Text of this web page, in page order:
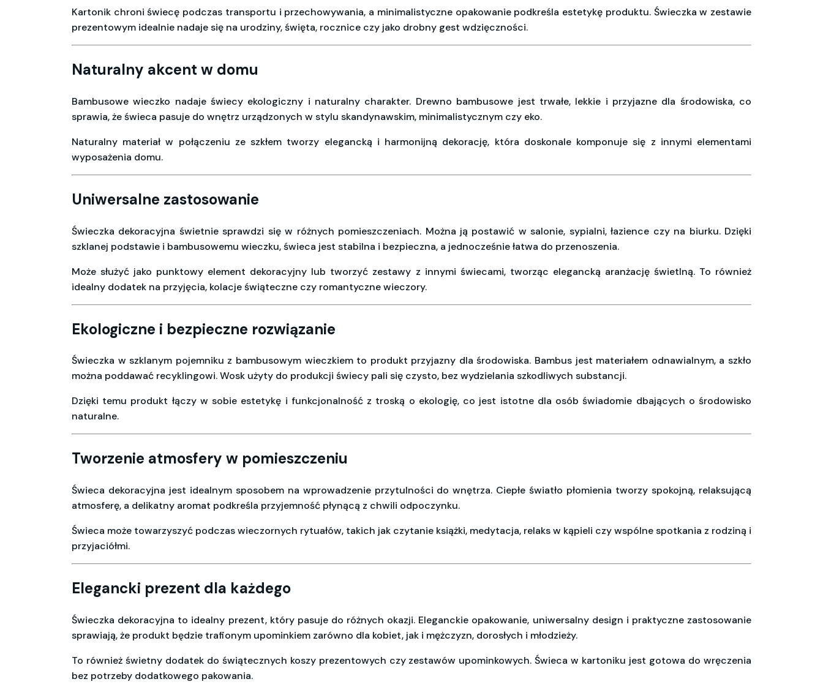
Kartonik chroni świecę podczas transportu i przechowywania, a minimalistyczne opakowanie podkreśla estetykę produktu. Świeczka w zestawie
prezentowym idealnie nadaje się na urodziny, święta, rocznice czy jako drobny gest wdzięczności.
Naturalny akcent w domu
Bambusowe wieczko nadaje świecy ekologiczny i naturalny charakter. Drewno bambusowe jest trwałe, lekkie i przyjazne dla środowiska, co
sprawia, że świeca pasuje do wnętrz urządzonych w stylu skandynawskim, minimalistycznym czy eko.
Naturalny materiał w połączeniu ze szkłem tworzy elegancką i harmonijną dekorację, która doskonale komponuje się z innymi elementami
wyposażenia domu.
Uniwersalne zastosowanie
Świeczka dekoracyjna świetnie sprawdzi się w różnych pomieszczeniach. Można ją postawić w salonie, sypialni, łazience czy na biurku. Dzięki
szklanej podstawie i bambusowemu wieczku, świeca jest stabilna i bezpieczna, a jednocześnie łatwa do przenoszenia.
Może służyć jako punktowy element dekoracyjny lub tworzyć zestawy z innymi świecami, tworząc elegancką aranżację świetlną. To również
idealny dodatek na przyjęcia, kolacje świąteczne czy romantyczne wieczory.
Ekologiczne i bezpieczne rozwiązanie
Świeczka w szklanym pojemniku z bambusowym wieczkiem to produkt przyjazny dla środowiska. Bambus jest materiałem odnawialnym, a szkło
można poddawać recyklingowi. Wosk użyty do produkcji świecy pali się czysto, bez wydzielania szkodliwych substancji.
Dzięki temu produkt łączy w sobie estetykę i funkcjonalność z troską o ekologię, co jest istotne dla osób świadomie dbających o środowisko
naturalne.
Tworzenie atmosfery w pomieszczeniu
Świeca dekoracyjna jest idealnym sposobem na wprowadzenie przytulności do wnętrza. Ciepłe światło płomienia tworzy spokojną, relaksującą
atmosferę, a delikatny aromat podkreśla przyjemność płynącą z chwili odpoczynku.
Świeca może towarzyszyć podczas wieczornych rytuałów, takich jak czytanie książki, medytacja, relaks w kąpieli czy wspólne spotkania z rodziną i
przyjaciółmi.
Elegancki prezent dla każdego
Świeczka dekoracyjna to idealny prezent, który pasuje do różnych okazji. Eleganckie opakowanie, uniwersalny design i praktyczne zastosowanie
sprawiają, że produkt będzie trafionym upominkiem zarówno dla kobiet, jak i mężczyzn, dorosłych i młodzieży.
To również świetny dodatek do świątecznych koszy prezentowych czy zestawów upominkowych. Świeca w kartoniku jest gotowa do wręczenia
bez potrzeby dodatkowego pakowania.